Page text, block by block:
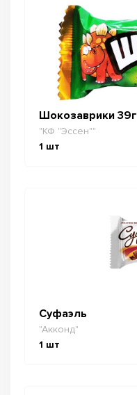
Шокозаврики 39г
"КФ "Эссен""
1 шт
Суфаэль
"Акконд"
1 шт